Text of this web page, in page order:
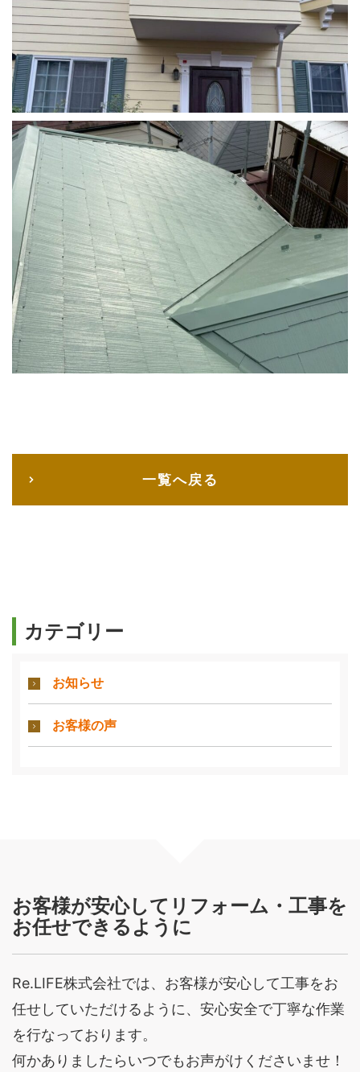
カテゴリー
お知らせ
お客様の声
一覧へ戻る
お客様が安心してリフォーム・工事を
お任せできるように
Re.LIFE株式会社では、お客様が安心して工事をお
任せしていただけるように、安心安全で丁寧な作業
を行なっております。
何かありましたらいつでもお声がけくださいませ！